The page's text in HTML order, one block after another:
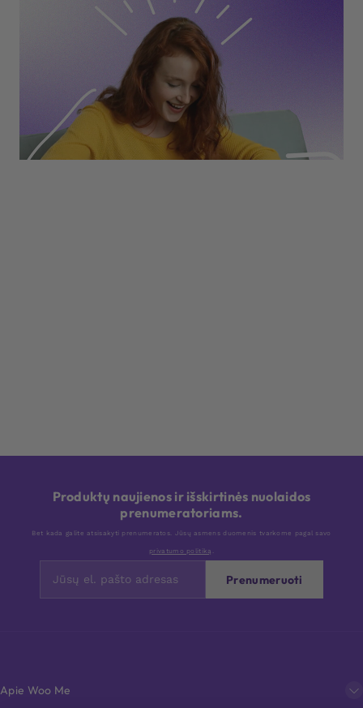
Produktų naujienos ir išskirtinės nuolaidos
prenumeratoriams.
Bet kada galite atsisakyti prenumeratos. Jūsų asmens duomenis tvarkome pagal savo
privatumo politiką .
Prenumeruoti
Apie Woo Me